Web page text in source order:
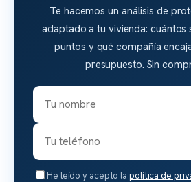
Te hacemos un análisis de
adaptado a tu vivienda: cuántos
puntos y qué compañía
presupuesto. Sin
He leído y acepto la política de